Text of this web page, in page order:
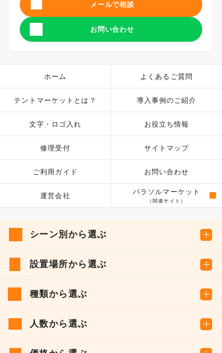
メールで相談
お問い合わせ
ホーム
テントマーケットとは？
文字・ロゴ入れ
修理受付
ご利用ガイド
運営会社
よくあるご質問
導入事例のご紹介
お役立ち情報
サイトマップ
お問い合わせ
パラソルマーケット
（関連サイト）
シーン別から選ぶ
設置場所から選ぶ
種類から選ぶ
人数から選ぶ